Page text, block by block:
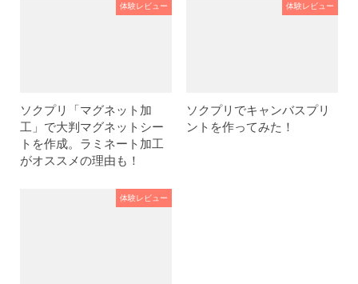
体験レビュー
ソクプリ「マグネット加
工」で大判マグネットシー
トを作成。ラミネート加工
がオススメの理由も！
体験レビュー
ソクプリでキャンバスプリ
ントを作ってみた！
体験レビュー